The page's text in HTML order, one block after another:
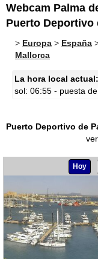
Webcam Palma
Puerto Deportivo
> Europa > España
Mallorca
La hora local
sol: 06:55 - puesta
Puerto Deportivo de
Hoy